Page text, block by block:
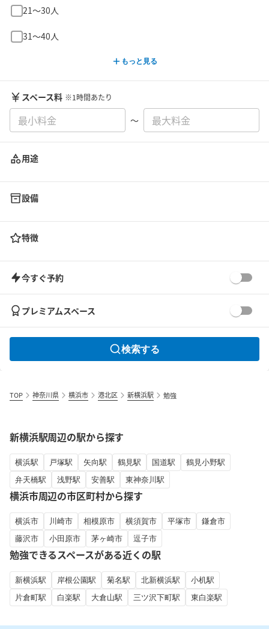
21〜30人
31〜40人
もっと見る
スペース料 ※1時間あたり
〜
用途
設備
特徴
今すぐ予約
プレミアムスペース
検索する
TOP 神奈川県 横浜市 港北区 新横浜駅 勉強
新横浜駅周辺の駅から探す
横浜駅 戸塚駅 矢向駅 鶴見駅 国道駅
鶴見小野駅
弁天橋駅
浅野駅 安善駅 東神奈川駅
横浜市周辺の市区町村から探す
横浜市 川崎市 相模原市 横須賀市 平塚市
鎌倉市
藤沢市
小田原市 茅ヶ崎市 逗子市
勉強できるスペースがある近くの駅
新横浜駅 岸根公園駅 菊名駅 北新横浜駅
小机駅
片倉町駅
白楽駅 大倉山駅 三ツ沢下町駅 東白楽駅